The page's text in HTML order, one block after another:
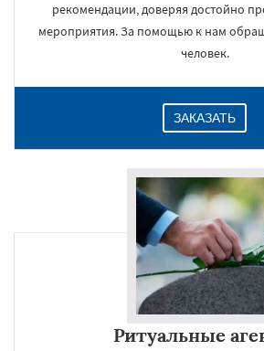
рекомендации, доверяя достойно
мероприятия. За помощью к нам
человек.
ЗАКАЗАТЬ
Ритуальные